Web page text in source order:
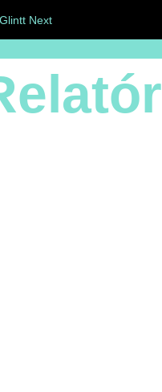
Glintt Next